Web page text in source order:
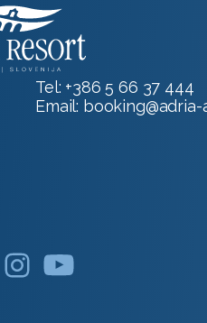
Tel: +386 5 66 37 444
Email: booking@adria-